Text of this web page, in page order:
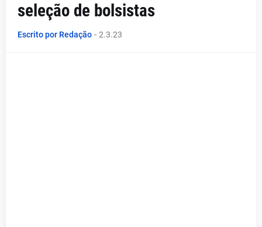
seleção de bolsistas
Escrito por Redação - 2.3.23